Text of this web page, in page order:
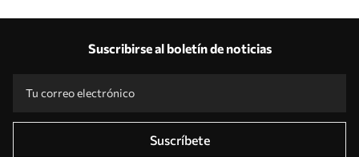
Suscribirse al boletín de noticias
Suscríbete